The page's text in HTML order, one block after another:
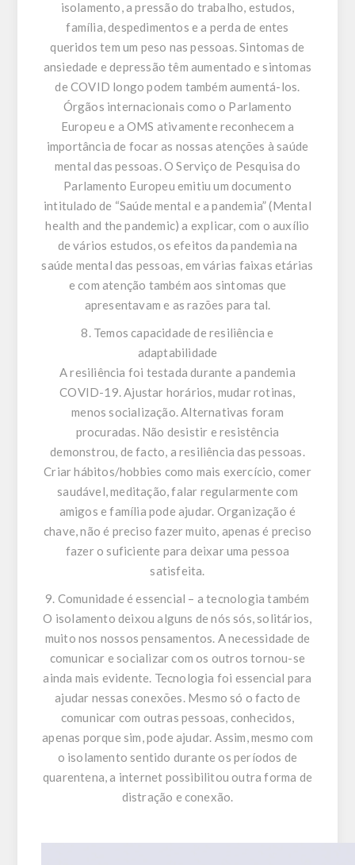
isolamento, a pressão do trabalho, estudos,
família, despedimentos e a perda de entes
queridos tem um peso nas pessoas. Sintomas de
ansiedade e depressão têm aumentado e sintomas
de COVID longo podem também aumentá-los.
Órgãos internacionais como o Parlamento
Europeu e a OMS ativamente reconhecem a
importância de focar as nossas atenções à saúde
mental das pessoas. O Serviço de Pesquisa do
Parlamento Europeu emitiu um documento
intitulado de “Saúde mental e a pandemia” (Mental
health and the pandemic) a explicar, com o auxílio
de vários estudos, os efeitos da pandemia na
saúde mental das pessoas, em várias faixas etárias
e com atenção também aos sintomas que
apresentavam e as razões para tal.
8. Temos capacidade de resiliência e
adaptabilidade
A resiliência foi testada durante a pandemia
COVID-19. Ajustar horários, mudar rotinas,
menos socialização. Alternativas foram
procuradas. Não desistir e resistência
demonstrou, de facto, a resiliência das pessoas.
Criar hábitos/hobbies como mais exercício, comer
saudável, meditação, falar regularmente com
amigos e família pode ajudar. Organização é
chave, não é preciso fazer muito, apenas é preciso
fazer o suficiente para deixar uma pessoa
satisfeita.
9. Comunidade é essencial – a tecnologia também
O isolamento deixou alguns de nós sós, solitários,
muito nos nossos pensamentos. A necessidade de
comunicar e socializar com os outros tornou-se
ainda mais evidente. Tecnologia foi essencial para
ajudar nessas conexões. Mesmo só o facto de
comunicar com outras pessoas, conhecidos,
apenas porque sim, pode ajudar. Assim, mesmo com
o isolamento sentido durante os períodos de
quarentena, a internet possibilitou outra forma de
distração e conexão.